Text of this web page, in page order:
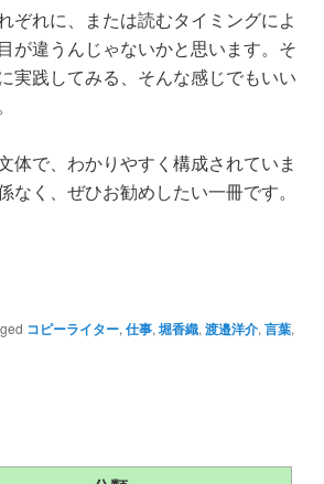
ぞれに、または読むタイミングによ
が違うんじゃないかと思います。そ
実践してみる、そんな感じでもいい
体で、わかりやすく構成されていま
なく、ぜひお勧めしたい一冊です。
コピーライター, 仕事, 堀香織, 渡邉洋介, 言葉,